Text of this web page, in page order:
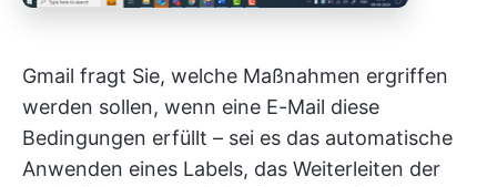
Gmail fragt Sie, welche Maßnahmen ergriffen
werden sollen, wenn eine E-Mail diese
Bedingungen erfüllt – sei es das automatische
Anwenden eines Labels, das Weiterleiten der